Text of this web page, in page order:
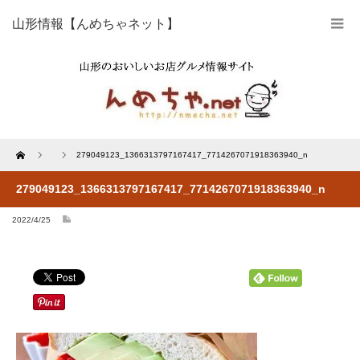
山形情報【んめちゃネット】
Home 279049123_1366313797167417_7714267071918363940_n
279049123_1366313797167417_7714267071918363940_n
2022/4/25